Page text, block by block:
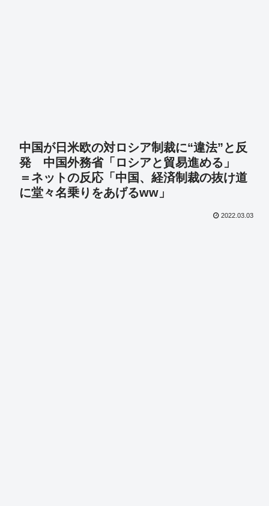
中国が日米欧の対ロシア制裁に“違法”と反
発 中国外務省「ロシアと貿易進める」
＝ネットの反応「中国、経済制裁の抜け道
に堂々名乗りをあげるww」
2022.03.03